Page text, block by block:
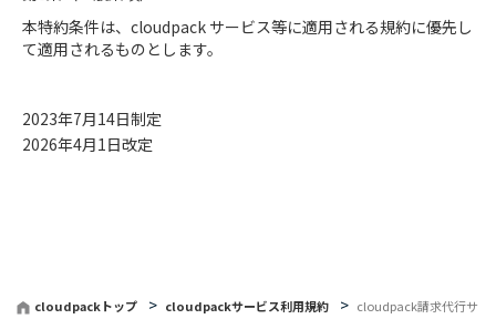
本特約条件は、cloudpack サービス等に適用される規約に優先し
て適⽤されるものとします。
2023年7月14日制定
2026年4月1日改定
cloudpackトップ cloudpackサービス利用規約
cloudpack請求代行サ